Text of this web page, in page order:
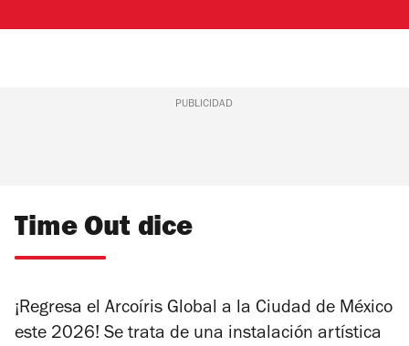
PUBLICIDAD
Time Out dice
¡Regresa el Arcoíris Global a la Ciudad de México
este 2026! Se trata de una instalación artística